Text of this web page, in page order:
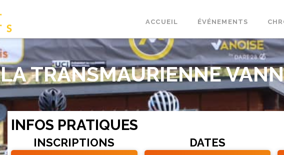
ACCUEIL ÉVÉNEMENTS
LA TRANSMAURIENNE
INFOS PRATIQUES
INSCRIPTIONS DATES